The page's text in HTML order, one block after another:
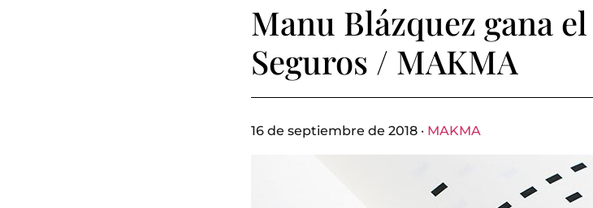
Manu Blázquez gana
Seguros / MAKMA
16 de septiembre de 2018 · MAKMA